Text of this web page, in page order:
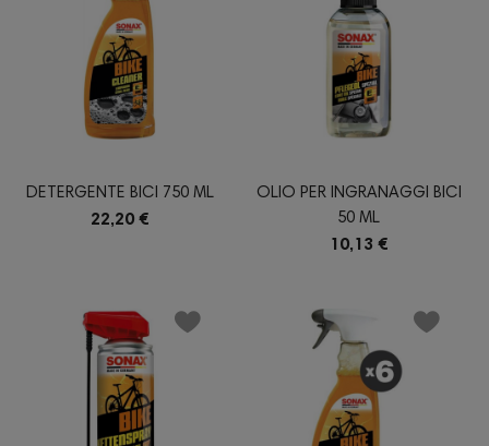
DETERGENTE BICI 750 ML
22,20 €
OLIO PER INGRANAGGI BICI
50 ML
10,13 €